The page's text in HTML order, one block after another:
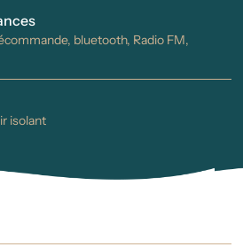
bluetooth, Radio FM,
isolant